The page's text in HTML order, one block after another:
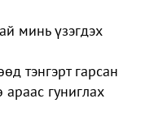
минь үзэгдэх
тэнгэрт гарсан
гуниглах